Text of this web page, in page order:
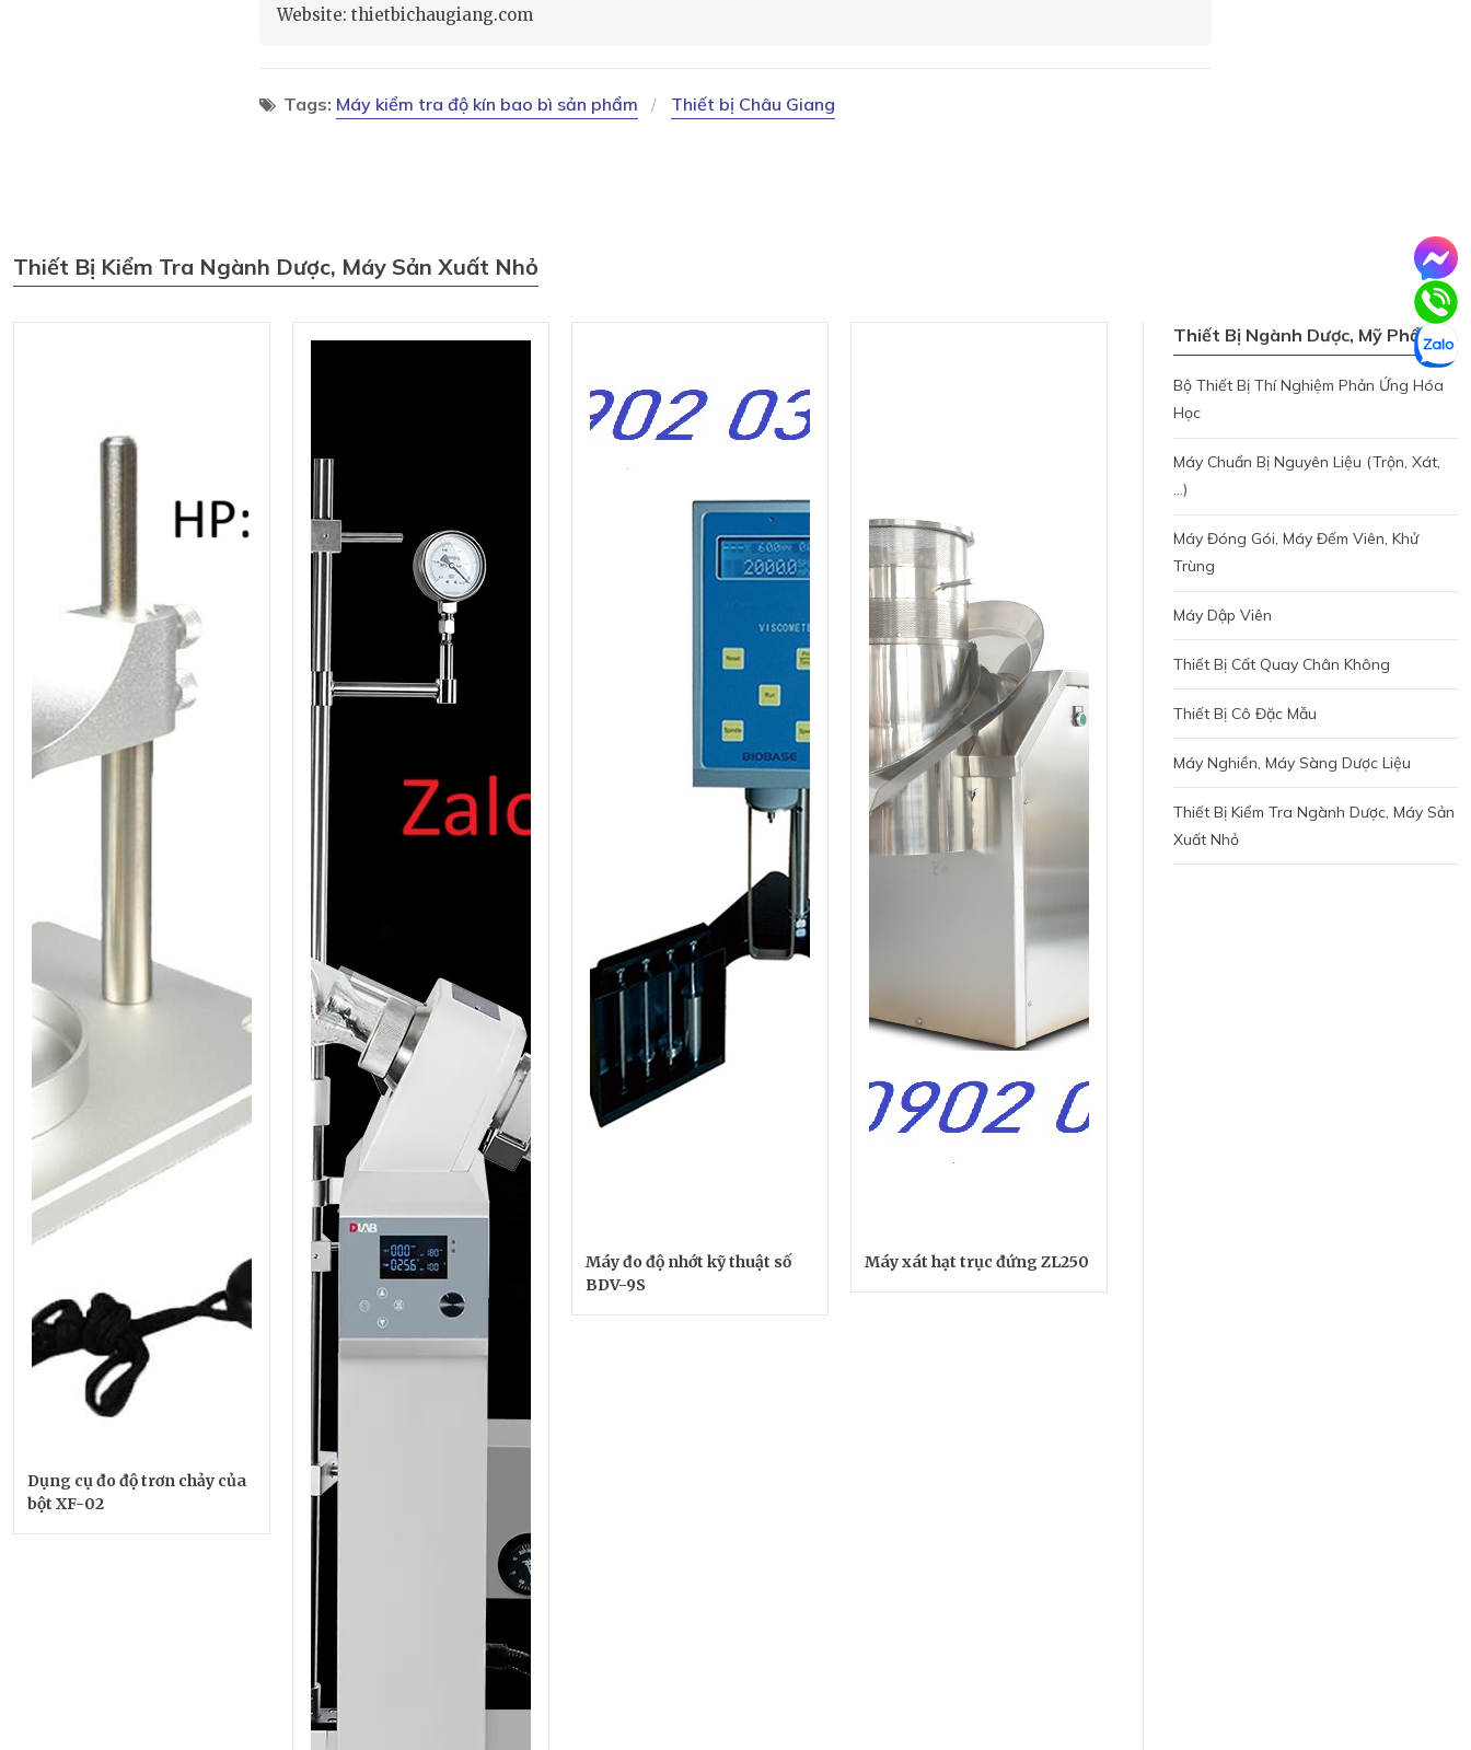
Website: thietbichaugiang.com
Tags: Máy kiểm tra độ kín bao bì sản phẩm Thiết bị Châu Giang
Thiết Bị Kiểm Tra Ngành Dược, Máy Sản Xuất Nhỏ
Dụng cụ đo độ trơn chảy của
bột XF-02
Máy đo độ nhớt kỹ thuật số
BDV-9S
Máy xát hạt trục đứng ZL250
Thiết Bị Ngành Dược, Mỹ Phẩm
Bộ Thiết Bị Thí Nghiệm Phản Ứng Hóa
Học
Máy Chuẩn Bị Nguyên Liệu (trộn, Xát,
...)
Máy Đóng Gói, Máy Đếm Viên, Khử
Trùng
Máy Dập Viên
Thiết Bị Cất Quay Chân Không
Thiết Bị Cô Đặc Mẫu
Máy Nghiền, Máy Sàng Dược Liệu
Thiết Bị Kiểm Tra Ngành Dược, Máy Sản
Xuất Nhỏ